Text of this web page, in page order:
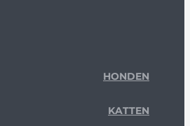
HONDEN
KATTEN